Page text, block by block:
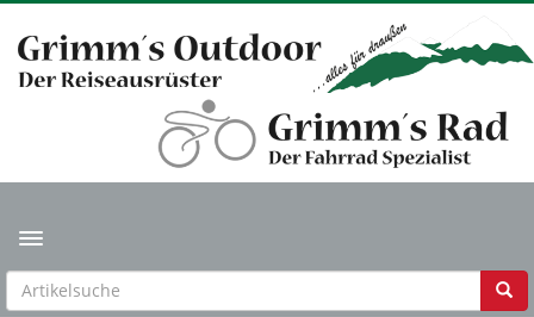
Toggle navigation